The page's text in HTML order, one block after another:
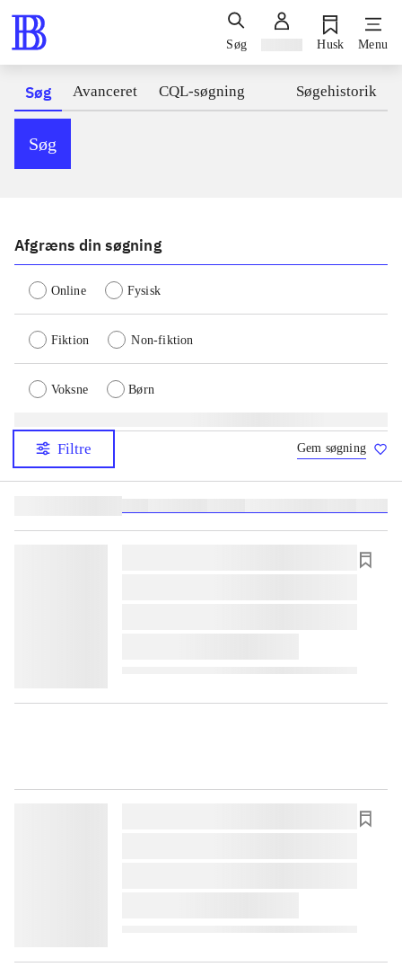
Søg Husk Menu
Søg Avanceret CQL-søgning Søgehistorik
Søg
Afgræns din søgning
Online Fysisk
Fiktion Non-fiktion
Voksne Børn
Filtre Gem søgning
lorem ipsum dolor sit amet ...
lorem ipsum dolor sit amet ...